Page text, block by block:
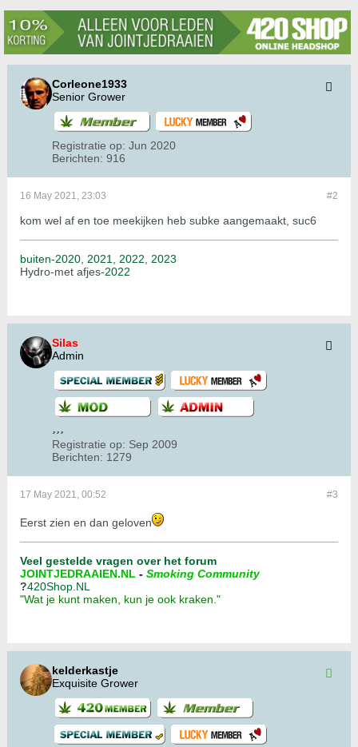
Corleone1933
Senior Grower
Registratie op: Jun 2020
Berichten: 916
#2
16 May 2021, 23:03
kom wel af en toe meekijken heb subke aangemaakt, suc6
buiten-2020 2021 2022
2023
Hydro-met afjes-2022
Silas
Admin
Registratie op: Sep 2009
Berichten: 1279
#3
17 May 2021, 00:52
Eerst zien en dan geloven
Veel gestelde vragen over het forum
JOINTJEDRAAIEN.NL - Smoking Community
?420Shop.NL
"Wat je kunt maken, kun je ook kraken."
kelderkastje
Exquisite Grower